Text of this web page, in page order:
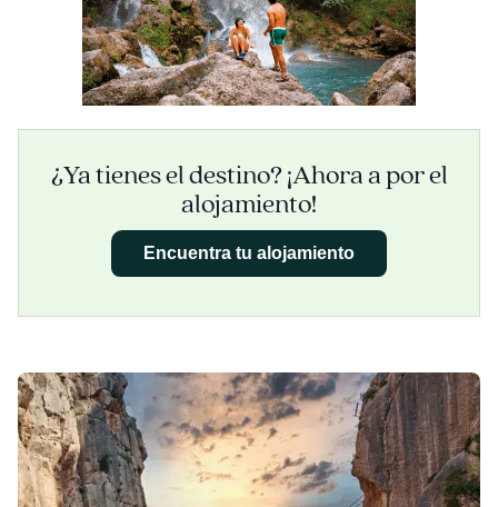
¿Ya tienes el destino? ¡Ahora a por el
alojamiento!
Encuentra tu alojamiento